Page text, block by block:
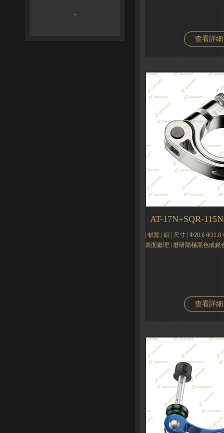
-
查看詳細
AT-17N+SQR-115N
| 材質 | 鋁 | 尺寸 | Φ28.6
表面處理 | 磨研陽極黑色或銀
查看詳細